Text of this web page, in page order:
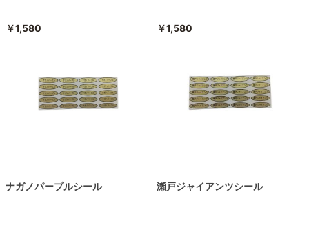
￥1,580 ￥1,580
ナガノパープルシール 瀬戸ジャイアンツシール